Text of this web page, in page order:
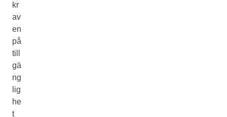
kr
av
en
på
till
gä
ng
lig
he
t